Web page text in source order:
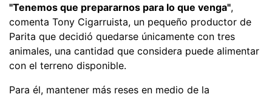
"Tenemos que prepararnos para lo que venga",
comenta Tony Cigarruista, un pequeño productor de
Parita que decidió quedarse únicamente con tres
animales, una cantidad que considera puede alimentar
con el terreno disponible.
Para él, mantener más reses en medio de la